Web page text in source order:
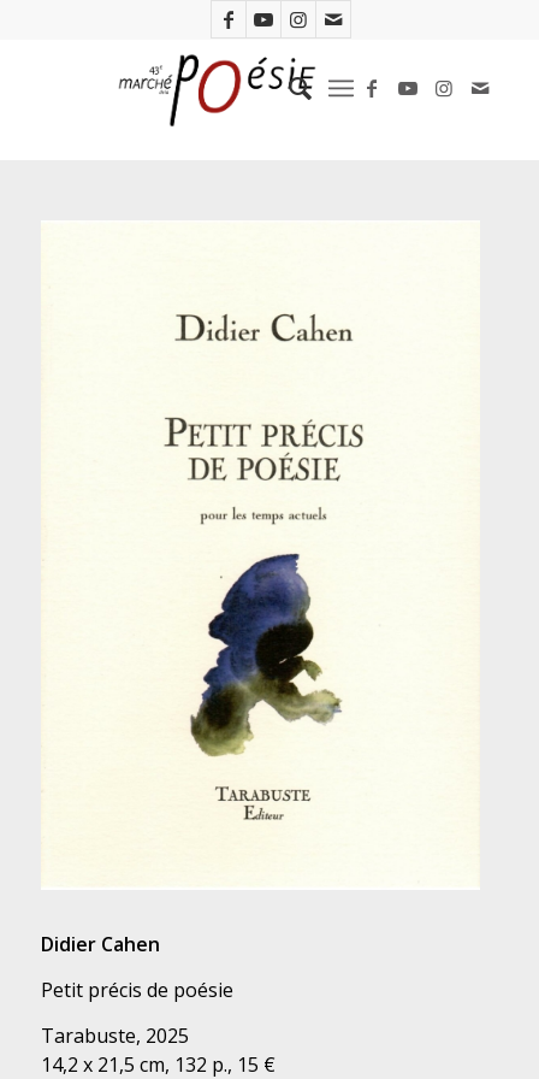
Didier Cahen
Petit précis de poésie
Tarabuste, 2025
14,2 x 21,5 cm, 132 p., 15 €